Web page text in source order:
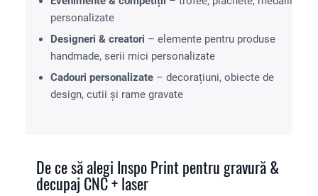
personalizate
Designeri & creatori – elemente pentru produse
handmade, serii mici personalizate
Cadouri personalizate – decorațiuni, obiecte de
design, cutii și rame gravate
De ce să alegi Inspo Print pentru gravură &
decupaj CNC + laser